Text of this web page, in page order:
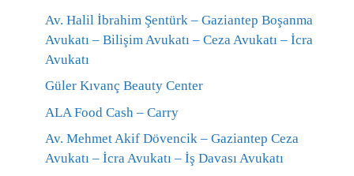
Av. Halil İbrahim Şentürk – Gaziantep Boşanma
Avukatı – Bilişim Avukatı – Ceza Avukatı – İcra
Avukatı
Güler Kıvanç Beauty Center
ALA Food Cash – Carry
Av. Mehmet Akif Dövencik – Gaziantep Ceza
Avukatı – İcra Avukatı – İş Davası Avukatı